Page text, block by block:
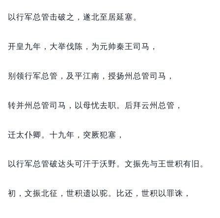
以行军总管击破之， 遂北至居延塞。
开皇九年， 大举伐陈， 为元帅秦王司马，
别领行军总管， 及平江南， 授扬州总管司马，
转并州总管司马， 以母忧去职。 后拜云州总管，
迁太仆卿。 十九年， 突厥犯塞，
以行军总管破达头可汗于沃野。 文振先与王世积有旧。
初， 文振北征， 世积遗以驼。 比还， 世积以罪诛，